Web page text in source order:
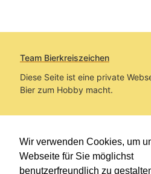
Wir verwenden Cookies, um
Webseite für Sie möglichst
benutzerfreundlich zu
Team Bierkreiszeichen
Diese Seite ist eine private
Bier zum Hobby macht.
Sie befinden sich auf https://
im Pfad:Bierkreiszeichen/